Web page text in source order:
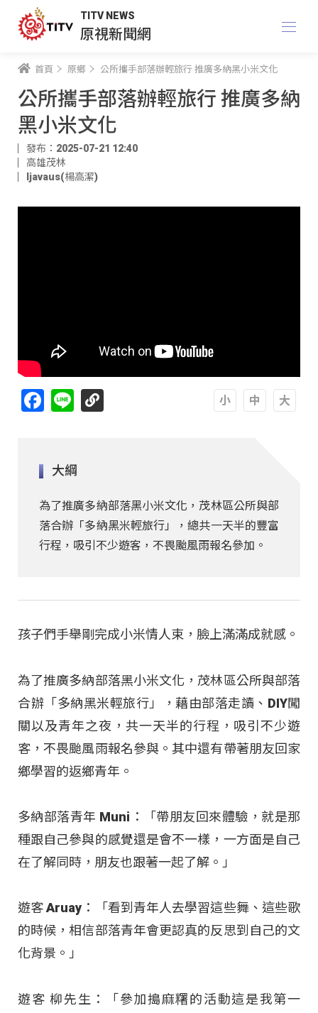
TITV NEWS
原視新聞網
首頁 原鄉 公所攜手部落辦輕旅行 推廣多納黑小米文化
公所攜手部落辦輕旅行 推廣多納
黑小米文化
發布：2025-07-21 12:40
高雄茂林
ljavaus(楊高潔)
Facebook
Line
大綱
為了推廣多納部落黑小米文化，茂林區公所與部
落合辦「多納黑米輕旅行」，總共一天半的豐富
行程，吸引不少遊客，不畏颱風雨報名參加。
孩子們手舉剛完成小米情人束，臉上滿滿成就感。
為了推廣多納部落黑小米文化，茂林區公所與部落
合辦「多納黑米輕旅行」，藉由部落走讀、DIY闖
關以及青年之夜，共一天半的行程，吸引不少遊
客，不畏颱風雨報名參與。其中還有帶著朋友回家
鄉學習的返鄉青年。
多納部落青年 Muni：「帶朋友回來體驗，就是那
種跟自己參與的感覺還是會不一樣，一方面是自己
在了解同時，朋友也跟著一起了解。」
遊客 Aruay：「看到青年人去學習這些舞、這些歌
的時候，相信部落青年會更認真的反思到自己的文
化背景。」
遊客 柳先生：「參加搗麻糬的活動這是我第一